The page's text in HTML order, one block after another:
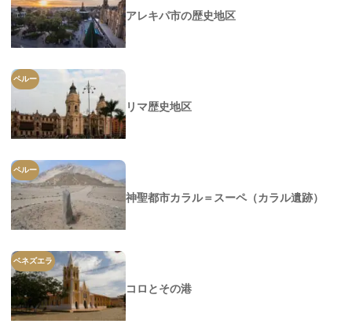
アレキパ市の歴史地区
ペルー
リマ歴史地区
ペルー
神聖都市カラル＝スーペ（カラル遺跡）
ベネズエラ
コロとその港